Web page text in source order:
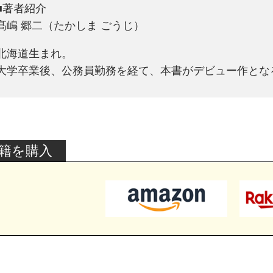
者紹介
嶋 郷二（たかしま ごうじ）
海道生まれ。
学卒業後、公務員勤務を経て、本書がデビュー作とな
を購入